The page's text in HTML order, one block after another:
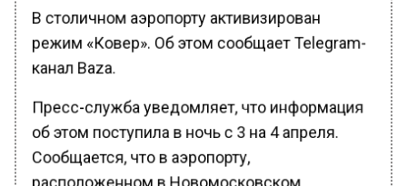
В столичном аэропорту активизирован
режим «Ковер». Об этом сообщает Telegram-
канал Baza.
Пресс-служба уведомляет, что информация
об этом поступила в ночь с 3 на 4 апреля.
Сообщается, что в аэропорту,
расположенном в Новомосковском